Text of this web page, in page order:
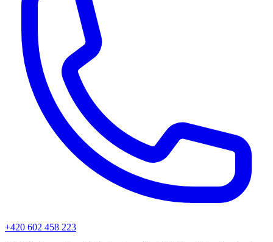
+420 602 458 223